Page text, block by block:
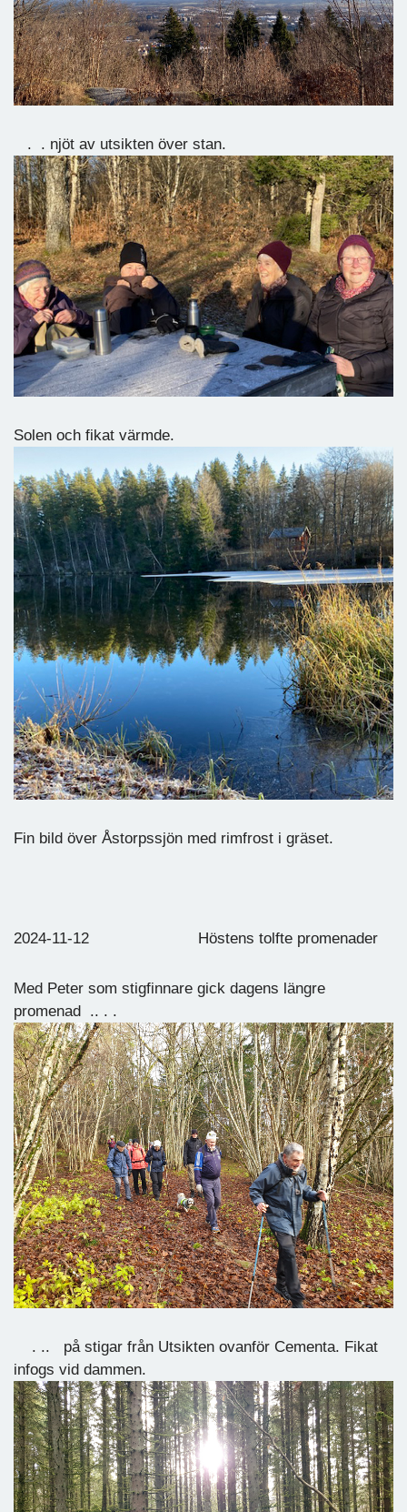
. . njöt av utsikten över stan.
Solen och fikat värmde.
Fin bild över Åstorpssjön med rimfrost i gräset.
2024-11-12 Höstens tolfte promenader
Med Peter som stigfinnare gick dagens längre
promenad .. . .
. .. på stigar från Utsikten ovanför Cementa. Fikat
infogs vid dammen.